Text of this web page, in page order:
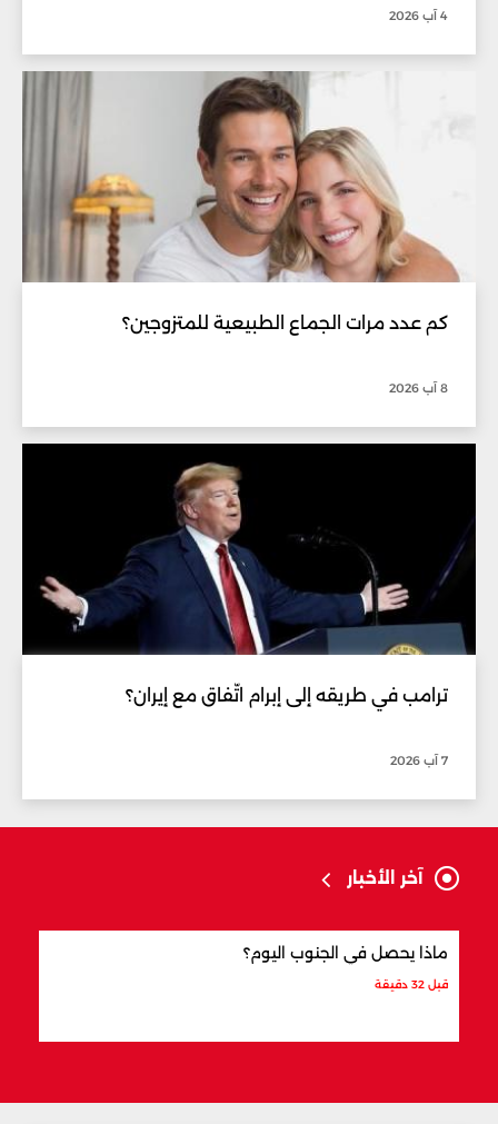
4 آب 2026
كم عدد مرات الجماع الطبيعية للمتزوجين؟
8 آب 2026
ترامب في طريقه إلى إبرام اتّفاق مع إيران؟
7 آب 2026
آخر الأخبار
ماذا يحصل في الجنوب اليوم؟
قبل 32 دقيقة